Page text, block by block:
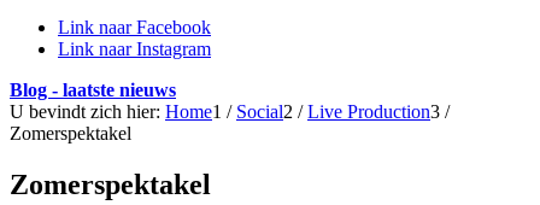
Link naar Facebook
Link naar Instagram
Blog - laatste nieuws
U bevindt zich hier: Home1 / Social2 / Live Production3 /
Zomerspektakel
Zomerspektakel